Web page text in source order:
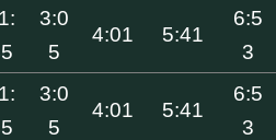
3:0
5
4:01 5:41
6:5
3
3:0
5
4:01 5:41
6:5
3